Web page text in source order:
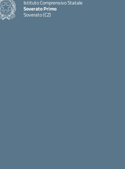
Istituto Comprensivo Statale
Soverato Primo
Soverato (CZ)